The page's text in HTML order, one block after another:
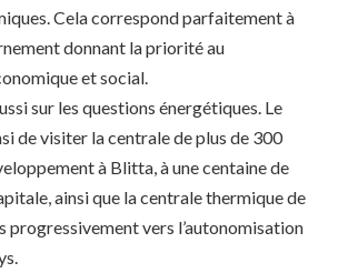
Cela correspond parfaitement à
donnant la priorité au
et social.
sur les questions énergétiques. Le
de visiter la centrale de plus de 300
à Blitta, à une centaine de
ainsi que la centrale thermique de
progressivement vers l’autonomisation